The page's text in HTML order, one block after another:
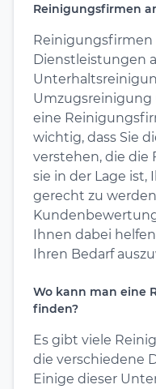
Reinigungsfirmen
Reinigungsfirmen
Dienstleistungen
Umzugsreinigung
eine
wichtig, dass Sie
verstehen, die die
sie in der Lage ist,
gerecht zu
Ihnen dabei
Ihren Bedarf
Wo kann man eine
finden?
Es gibt viele
die verschiedene
Einige dieser